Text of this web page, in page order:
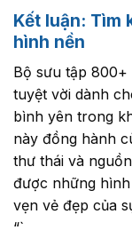
Kết luận: Tìm
hình nền
Bộ sưu tập
tuyệt vời dành
bình yên trong
này đồng hành
thư thái và
được những
vẹn vẻ đẹp của
“`